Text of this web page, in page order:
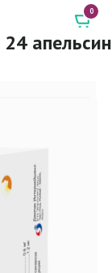
апельсин
0